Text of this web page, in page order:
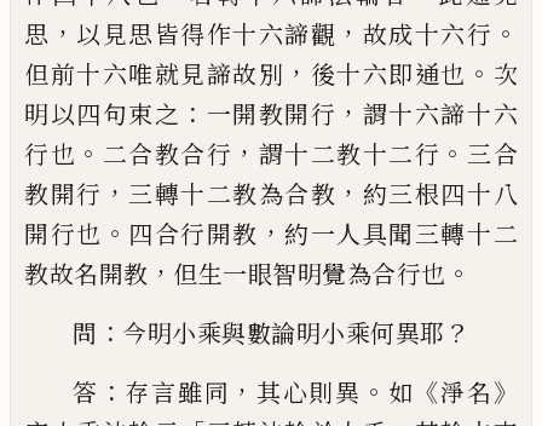
思 ， 以見思皆得作十六諦觀 ， 故成十六行 。
但前十六唯就見諦故別 ， 後十六即通也 。 次
明以四句束之 ： 一開教開行 ， 謂十六諦十六
行也 。 二合教合行 ， 謂十二教十二行 。 三合
教開行 ， 三轉十二教為合教 ， 約三根四十八
開行也 。 四合行開教 ， 約一人具聞三轉十二
教故名開教 ， 但生一眼智明覺為合行也 。
問 ： 今明小乘與數論明小乘何異耶 ？
答 ： 存言雖同 ，其心則異 。 如 《淨名》